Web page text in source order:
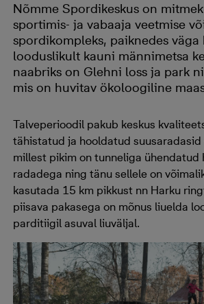
Nõmme Spordikeskus on
sportimis- ja vabaaja veetmise
spordikompleks, paiknedes väga
looduslikult kauni männimetsa
naabriks on Glehni loss ja park
mis on huvitav ökoloogiline
Talveperioodil pakub keskus
tähistatud ja hooldatud suusaradasid
millest pikim on tunneliga ühendatud
radadega ning tänu sellele on
kasutada 15 km pikkust nn Harku
piisava pakasega on mõnus liuelda
parditiigil asuval liuväljal.